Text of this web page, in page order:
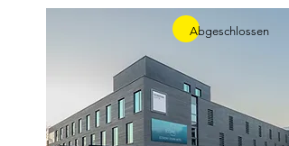
Abgeschlossen